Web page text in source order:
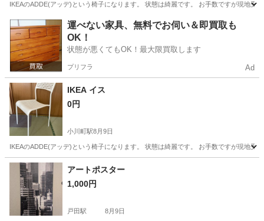
IKEAのADDE(アッデ)という椅子になります。 状態は綺麗です。 お手数ですが現地
埼玉 比企郡 小川町駅 椅子
運べない家具、無料でお伺い＆即買取も
OK！
状態が悪くてもOK！最大限買取します
プリフラ Ad
IKEA イス
0円
小川町駅8月9日
IKEAのADDE(アッデ)という椅子になります。 状態は綺麗です。 お手数ですが現地
埼玉 比企郡 小川町駅
アートポスター
1,000円
戸田駅 8月9日